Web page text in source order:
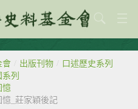
會 / 出版刊物 / 口述歷史系列
列
憶
_莊家穎後記